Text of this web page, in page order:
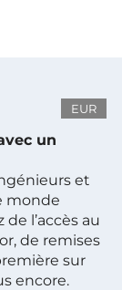
EUR
un
et
monde
l’accès au
de remises
sur
encore.